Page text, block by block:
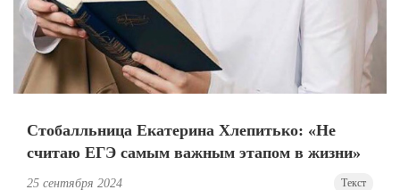
Стобалльница Екатерина Хлепитько: «Не
считаю ЕГЭ самым важным этапом в жизни»
25 сентября 2024 Текст